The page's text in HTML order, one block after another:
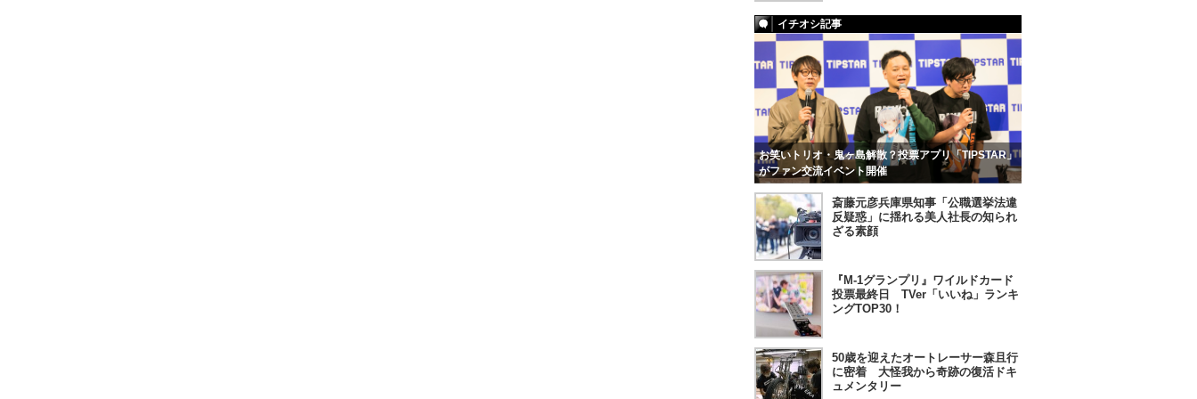
イチオシ記事
お笑いトリオ・鬼ヶ島解散？投票アプリ「TIPSTAR」
がファン交流イベント開催
斎藤元彦兵庫県知事「公職選挙法違
反疑惑」に揺れる美人社長の知られ
ざる素顔
『M-1グランプリ』ワイルドカード
投票最終日 TVer「いいね」ランキ
ングTOP30！
50歳を迎えたオートレーサー森且行
に密着 大怪我から奇跡の復活ドキ
ュメンタリー